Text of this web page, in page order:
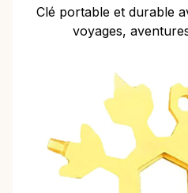
Clé portable et durable
voyages,